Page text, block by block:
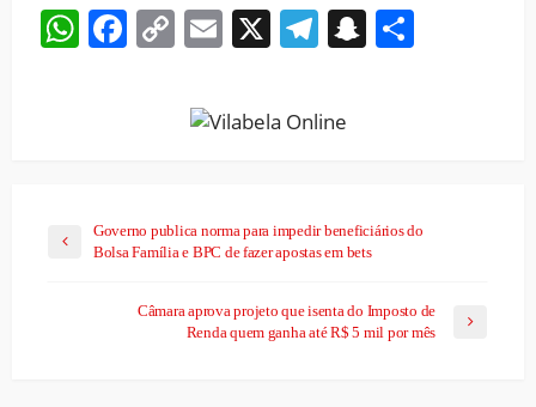
WhatsApp
Facebook
CopyEmail
X Telegram
Snapchat
Governo publica norma para impedir beneficiários do
Bolsa Família e BPC de fazer apostas em bets
Câmara aprova projeto que isenta do Imposto de
Renda quem ganha até R$ 5 mil por mês